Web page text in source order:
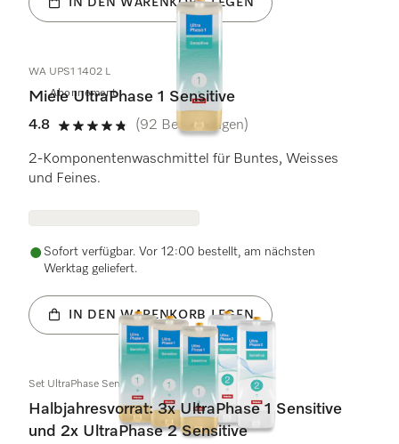
Abonnement
WA UPS1 1402 L
Miele UltraPhase 1 Sensitive
4.8
4.8 von 5 Sternen
(92 Bewertungen)
2-Komponentenwaschmittel für Buntes, Weisses
und Feines.
Sofort verfügbar. Vor 12:00 bestellt, am nächsten
Werktag geliefert.
IN DEN WARENKORB LEGEN
Set UltraPhase Sensitive
Halbjahresvorrat: 3x UltraPhase 1 Sensitive
und 2x UltraPhase 2 Sensitive